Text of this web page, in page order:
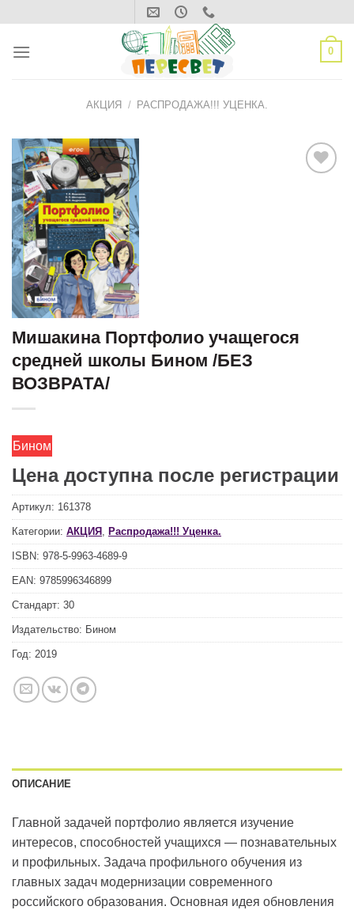
content
0
АКЦИЯ / РАСПРОДАЖА!!! УЦЕНКА.
Мишакина Портфолио учащегося
средней школы Бином /БЕЗ
ВОЗВРАТА/
Бином
Цена доступна после регистрации
Артикул: 161378
Категории: АКЦИЯ , Распродажа!!! Уценка.
ISBN: 978-5-9963-4689-9
EAN: 9785996346899
Стандарт: 30
Издательство: Бином
Год: 2019
ОПИСАНИЕ
Главной задачей портфолио является изучение
интересов, способностей учащихся — познавательных
и профильных. Задача профильного обучения из
главных задач модернизации современного
российского образования. Основная идея обновления